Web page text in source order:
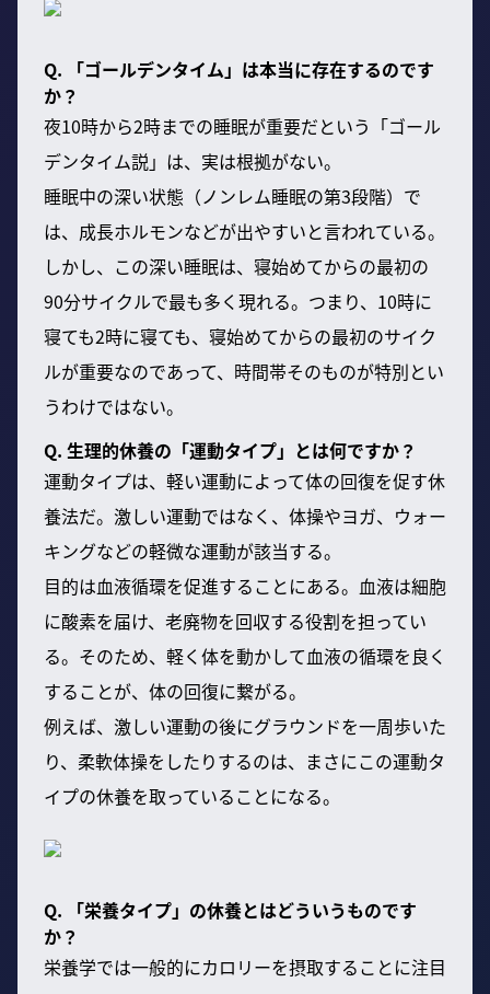
Q. 「ゴールデンタイム」は本当に存在するのです
か？
夜10時から2時までの睡眠が重要だという「ゴール
デンタイム説」は、実は根拠がない。
睡眠中の深い状態（ノンレム睡眠の第3段階）で
は、成長ホルモンなどが出やすいと言われている。
しかし、この深い睡眠は、寝始めてからの最初の
90分サイクルで最も多く現れる。つまり、10時に
寝ても2時に寝ても、寝始めてからの最初のサイク
ルが重要なのであって、時間帯そのものが特別とい
うわけではない。
Q. 生理的休養の「運動タイプ」とは何ですか？
運動タイプは、軽い運動によって体の回復を促す休
養法だ。激しい運動ではなく、体操やヨガ、ウォー
キングなどの軽微な運動が該当する。
目的は血液循環を促進することにある。血液は細胞
に酸素を届け、老廃物を回収する役割を担ってい
る。そのため、軽く体を動かして血液の循環を良く
することが、体の回復に繋がる。
例えば、激しい運動の後にグラウンドを一周歩いた
り、柔軟体操をしたりするのは、まさにこの運動タ
イプの休養を取っていることになる。
Q. 「栄養タイプ」の休養とはどういうものです
か？
栄養学では一般的にカロリーを摂取することに注目